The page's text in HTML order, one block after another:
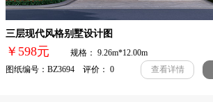
三层现代风格别墅设计图
￥598元
规格： 9.26m*12.00m
图纸编号：BZ3694 评价： 0
查看详情